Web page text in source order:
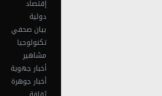
إقتصاد
دولية
بيان صحفي
تكنولوجيا
مشاهير
أخبار جهوية
أخبار جوهرة